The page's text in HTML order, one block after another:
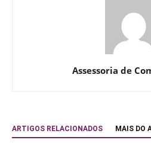
Assessoria de
ARTIGOS RELACIONADOS MAIS DO